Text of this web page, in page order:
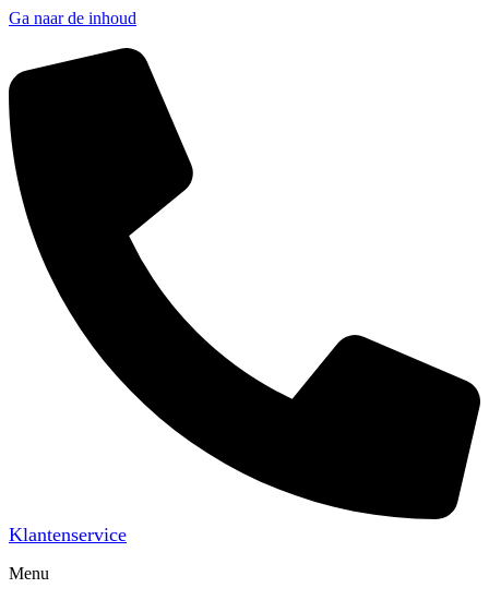
Ga naar de inhoud
Klantenservice
Menu